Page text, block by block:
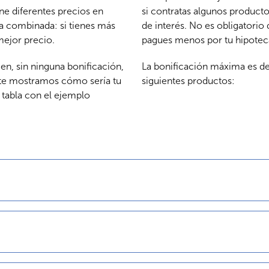
diferentes precios en
combinada: si tienes más
precio.
sin ninguna bonificación,
mostramos cómo sería tu
tabla con el ejemplo
si contratas algunos
de interés. No es obligatorio
pagues menos por tu
La bonificación máxima es
siguientes productos: